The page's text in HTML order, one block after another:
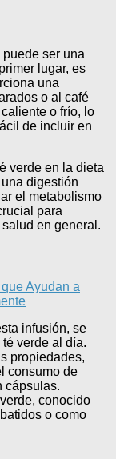
puede ser una
lugar, es
una
o al café
o frío, lo
de incluir en
verde en la dieta
digestión
el metabolismo
para
en general.
Ayudan a
infusión, se
verde al día.
propiedades,
consumo de
cápsulas.
conocido
o como